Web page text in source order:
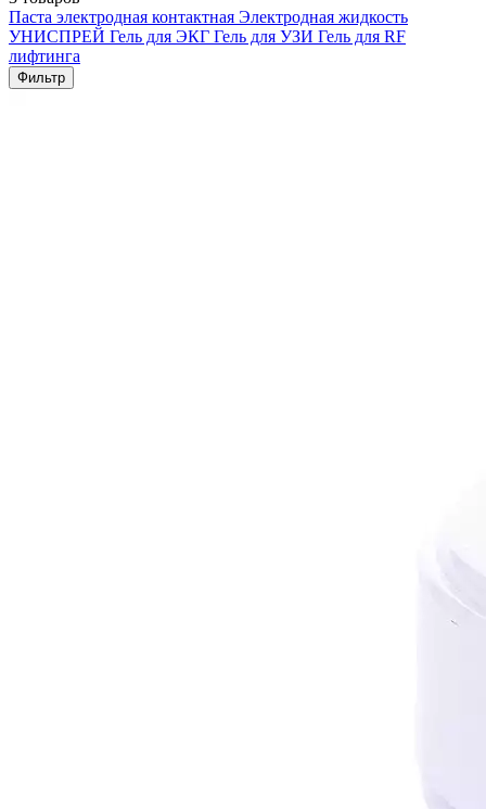
Паста электродная контактная Электродная жидкость
УНИСПРЕЙ Гель для ЭКГ Гель для УЗИ Гель для RF
лифтинга
Фильтр